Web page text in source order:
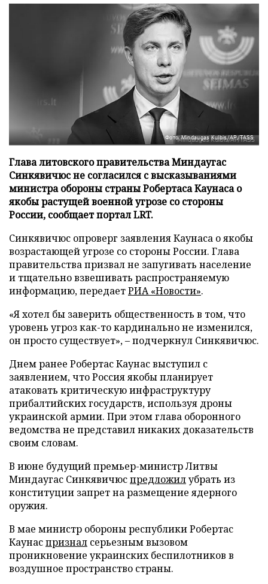
Фото: Mindaugas Kulbis/AP/TASS
Глава литовского правительства Миндаугас
Синкявичюс не согласился с высказываниями
министра обороны страны Робертаса Каунаса о
якобы растущей военной угрозе со стороны
России, сообщает портал LRT.
Синкявичюс опроверг заявления Каунаса о якобы
возрастающей угрозе со стороны России. Глава
правительства призвал не запугивать население
и тщательно взвешивать распространяемую
информацию, передаетРИА «Новости».
«Я хотел бы заверить общественность в том, что
уровень угроз как-то кардинально не изменился,
он просто существует», – подчеркнул Синкявичюс.
Днем ранее Робертас Каунас выступил с
заявлением, что Россия якобы планирует
атаковать критическую инфраструктуру
прибалтийских государств, используя дроны
украинской армии. При этом глава оборонного
ведомства не представил никаких доказательств
своим словам.
В июне будущий премьер-министр Литвы
Миндаугас Синкявичюспредложилубрать из
конституции запрет на размещение ядерного
оружия.
В мае министр обороны республики Робертас
Каунаспризнал серьезным вызовом
проникновение украинских беспилотников в
воздушное пространство страны.